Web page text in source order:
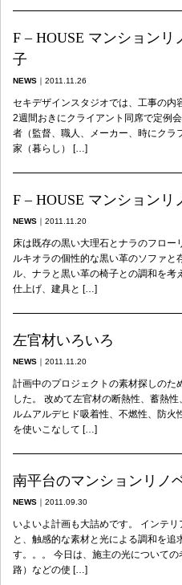
F – HOUSE マンション
子
NEWS ｜ 2011.11.26
セキデザインスタジオでは、工事の内
2週間おきにクライアント同席で定例
者（監督、職人、メーカー、時にクラ
家（暮らし） […]
F – HOUSE マンションリ
NEWS ｜ 2011.11.20
床は既存の黒い大理石とナラのフロー
ルキオラの個性的な黒い革のソファ
ル、ナラと黒い革の椅子との調和を
仕上げ、建具と […]
左官材いろいろ
NEWS ｜ 2011.11.20
計画中のプロジェクトの素材探しのた
した。 改めて左官材の断熱性、蓄熱
ルムアルデヒド吸着性、不燃性、防
を使いこなして […]
南平台のマンションリノ
NEWS ｜ 2011.09.30
いよいよ計画も大詰めです。 インテ
と、触感的な素材と光による調和を追
す。。。 今日は、施主の光について
路）などの使 […]